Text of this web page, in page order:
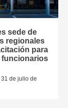
sede de
regionales
para
funcionarios
de julio de